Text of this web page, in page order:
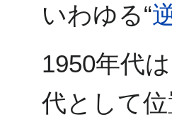
いわゆる“
1950年代
代として